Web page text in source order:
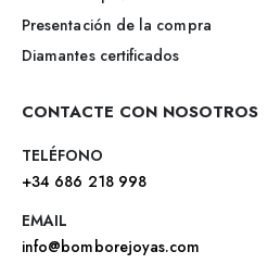
Presentación de la compra
Diamantes certificados
CONTACTE CON NOSOTROS
TELÉFONO
+34 686 218 998
EMAIL
info@bomborejoyas.com